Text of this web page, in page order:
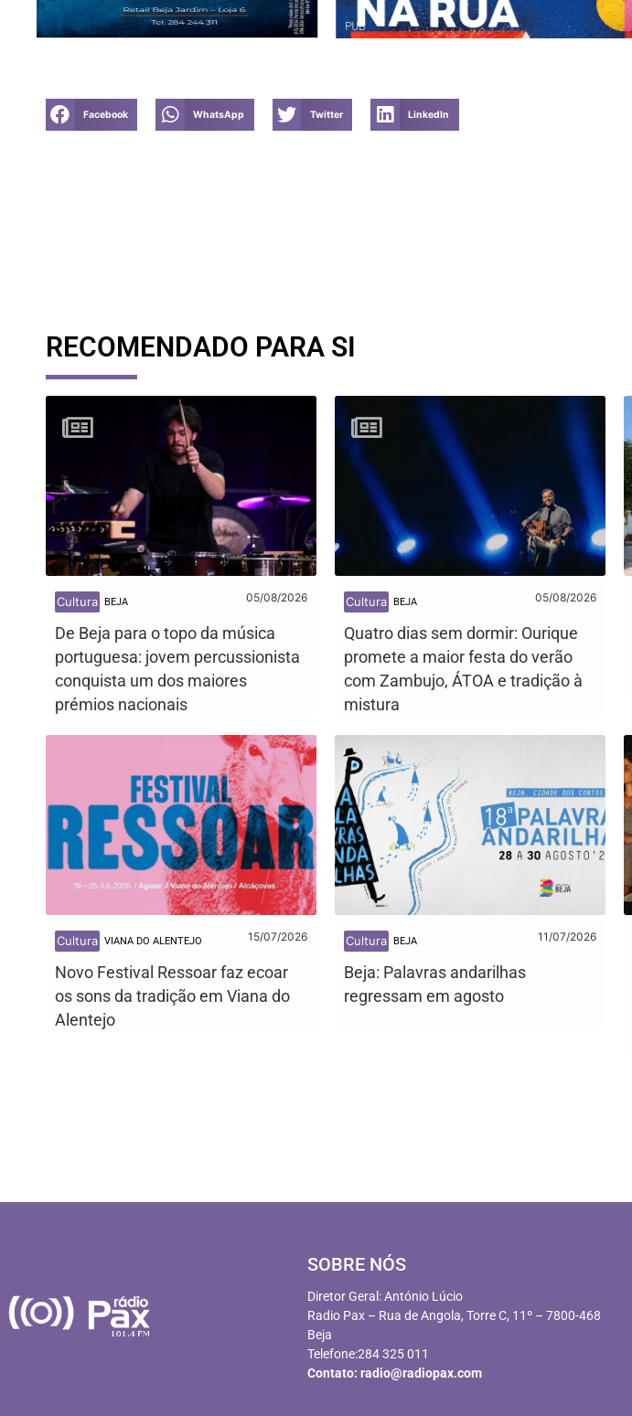
PUB
Facebook WhatsApp Twitter LinkedIn
RECOMENDADO PARA SI
Cultura BEJA 05/08/2026
De Beja para o topo da música
portuguesa: jovem percussionista
conquista um dos maiores
prémios nacionais
Cultura BEJA 05/08/2026
Quatro dias sem dormir: Ourique
promete a maior festa do verão
com Zambujo, ÁTOA e tradição à
mistura
Cultura VIANA DO ALENTEJO 15/07/2026
Novo Festival Ressoar faz ecoar
os sons da tradição em Viana do
Alentejo
Cultura BEJA 11/07/2026
Beja: Palavras andarilhas
regressam em agosto
SOBRE NÓS
Diretor Geral: António Lúcio
Radio Pax – Rua de Angola, Torre C, 11º – 7800-468
Beja
Telefone:284 325 011
Contato: radio@radiopax.com